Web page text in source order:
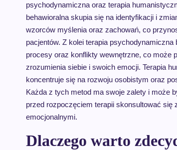
psychodynamiczna oraz terapia
behawioralna skupia się na identyfikacji i
wzorców myślenia oraz zachowań, co
pacjentów. Z kolei terapia psychodynamiczna
procesy oraz konflikty wewnętrzne, co może
zrozumienia siebie i swoich emocji. Terapia
koncentruje się na rozwoju osobistym oraz
Każda z tych metod ma swoje zalety i może
przed rozpoczęciem terapii skonsultować się
emocjonalnymi.
Dlaczego warto